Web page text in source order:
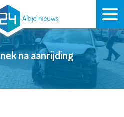
na aanrijding